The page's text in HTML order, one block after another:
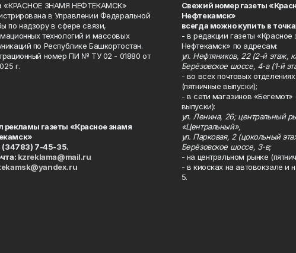
«КРАСНОЕ ЗНАМЯ НЕФТЕКАМСК»
в Управлении Федеральной
по надзору в сфере связи,
технологий и массовых
по Республике Башкортостан.
номер ПИ № ТУ 02 - 01880 от
г.
рекламы газеты «Красное знамя
(34783) 7-45-35.
kzreklama@mail.ru
Свежий номер газеты
Нефтекамск»
всегда можно купить в
- в редакции газеты «Красное
Нефтекамск» по адресам:
ул. Нефтяников, 22 (2-й этаж,
Берёзовское шоссе, 4-а (1-й
- во всех почтовых
(пятничные выпуски);
- в сети магазинов «Бегемот»
выпуски):
ул. Ленина, 26; центральный
«Центральный»,
ул. Парковая, 2 (цокольный
Берёзовское шоссе, 3-в;
- на центральном рынке
- в киосках на автовокзале и
5.